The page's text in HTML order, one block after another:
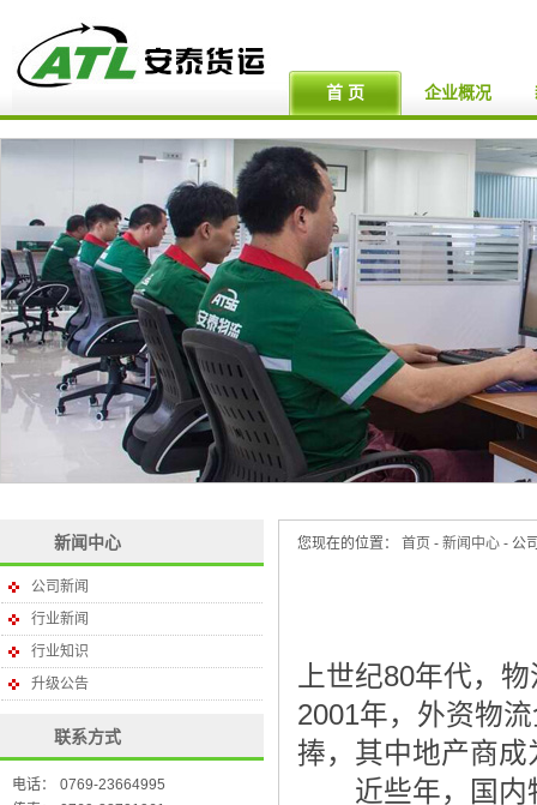
首 页 企业概况
新闻中心
公司新闻
行业新闻
行业知识
升级公告
联系方式
电话：
0769-23664995
您现在的位置： 首页 - 新闻中心 - 公
上世纪80年代，
2001年，外资物
捧，其中地产商
近些年，国内物